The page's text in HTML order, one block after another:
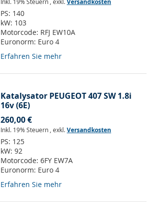
Inkl. 19% Steuern , exkl.Versandkosten
PS: 140
kW: 103
Motorcode: RFJ EW10A
Euronorm: Euro 4
Erfahren Sie mehr
Katalysator PEUGEOT 407 SW 1.8i
16v (6E)
260,00 €
Inkl. 19% Steuern , exkl.Versandkosten
PS: 125
kW: 92
Motorcode: 6FY EW7A
Euronorm: Euro 4
Erfahren Sie mehr